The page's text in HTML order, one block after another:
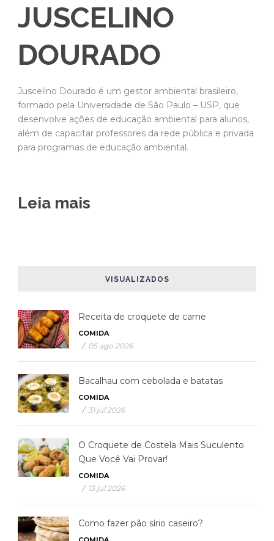
JUSCELINO
DOURADO
Juscelino Dourado é um gestor ambiental brasileiro,
formado pela Universidade de São Paulo – USP, que
desenvolve ações de educação ambiental para alunos,
além de capacitar professores da rede pública e privada
para programas de educação ambiental.
Leia mais
VISUALIZADOS
Receita de croquete de carne
COMIDA
/ 05 ago 2026
Bacalhau com cebolada e batatas
COMIDA
/ 31 jul 2026
O Croquete de Costela Mais Suculento
Que Você Vai Provar!
COMIDA
/ 13 jul 2026
Como fazer pão sírio caseiro?